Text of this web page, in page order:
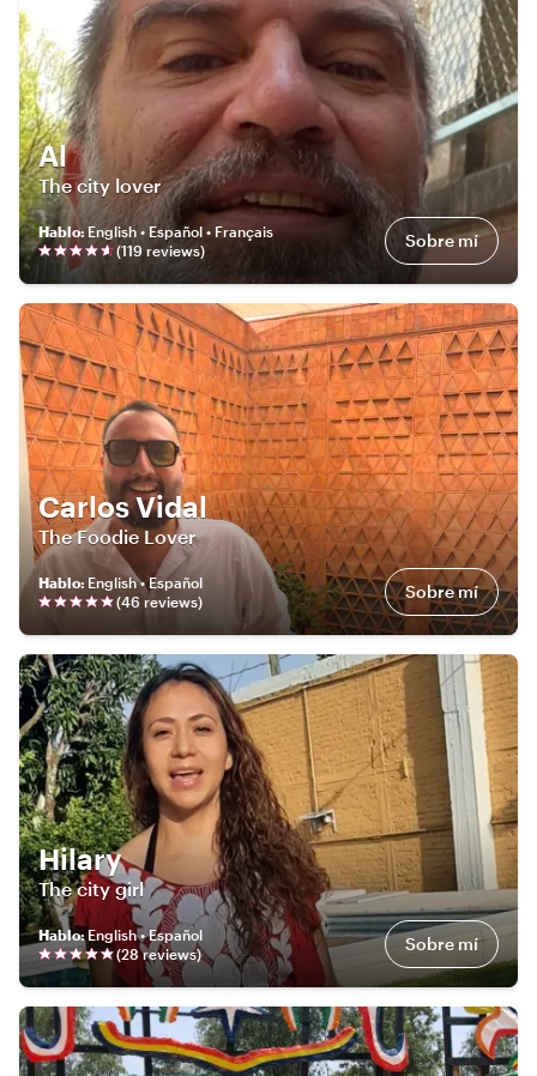
Al
The city lover
Hablo:English • Español • Français
(119 reviews) Sobre mí
Carlos Vidal
The Foodie Lover
Hablo: English • Español
(46 reviews) Sobre mí
Hilary
The city girl
Hablo:English • Español
(28reviews) Sobre mí